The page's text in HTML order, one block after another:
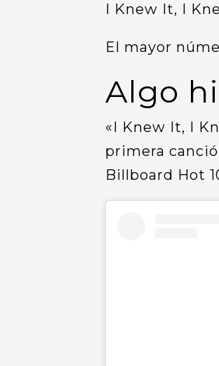
I Knew It, I
El mayor
Algo
«I Knew It, I
primera
Billboard Hot